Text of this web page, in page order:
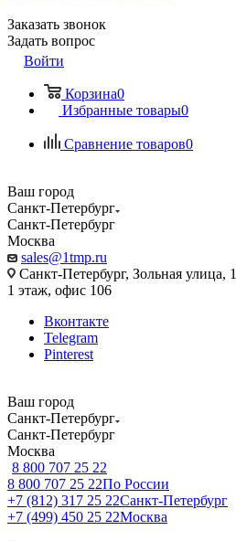
Заказать звонок
Задать вопрос
Войти
Корзина0
Избранные товары0
Сравнение товаров0
Ваш город
Санкт-Петербург
Санкт-Петербург
Москва
sales@1tmp.ru
Санкт-Петербург, Зольная
1 этаж, офис 106
Вконтакте
Telegram
Pinterest
Ваш город
Санкт-Петербург
Санкт-Петербург
Москва
8 800 707 25 22
8 800 707 25 22По России
+7 (812) 317 25 22Санкт-Петербург
+7 (499) 450 25 22Москва